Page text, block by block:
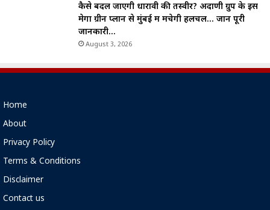
कैसे बदल जाएगी धारावी की तस्वीर? अदाणी ग्रुप के इस
मेगा ग्रीन प्लान से मुंबई में मचेगी हलचल… जानें पूरी
जानकारी…
August 3, 2026
Home
About
Privacy Policy
Terms & Conditions
Disclaimer
Contact us